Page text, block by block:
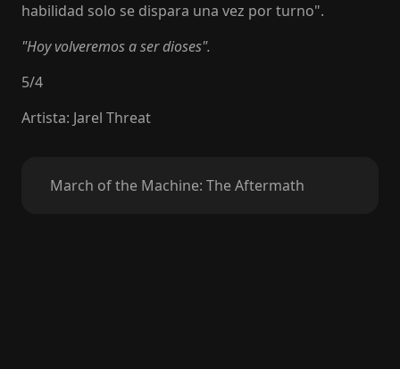
habilidad solo se dispara una vez por turno".
"Hoy volveremos a ser dioses".
5/4
Artista: Jarel Threat
March of the Machine: The Aftermath